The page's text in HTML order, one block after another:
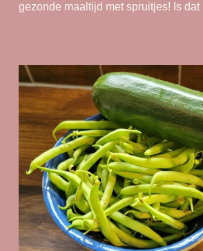
gezonde maaltijd met spruitjes! Is dat